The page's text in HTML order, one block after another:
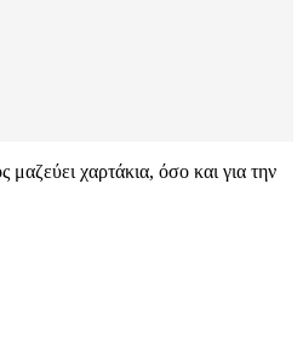
χαρτάκια, όσο και για την